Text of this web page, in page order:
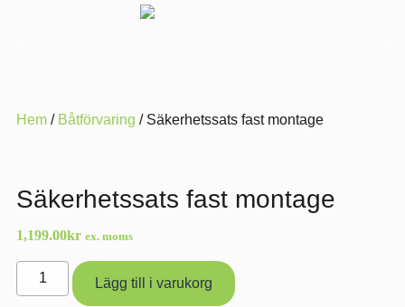
Hem / Båtförvaring / Säkerhetssats fast montage
Säkerhetssats fast montage
1,199.00kr ex. moms
Säkerhetssats
fast
Lägg till i varukorg